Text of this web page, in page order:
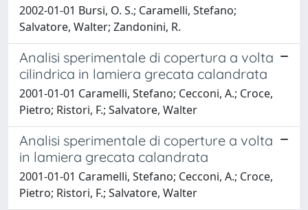
2002-01-01 Bursi, O. S.; Caramelli, Stefano;
Salvatore, Walter; Zandonini, R.
Analisi sperimentale di copertura a volta
cilindrica in lamiera grecata calandrata
2001-01-01 Caramelli, Stefano; Cecconi, A.; Croce,
Pietro; Ristori, F.; Salvatore, Walter
Analisi sperimentale di coperture a volta
in lamiera grecata calandrata
2001-01-01 Caramelli, Stefano; Cecconi, A.; Croce,
Pietro; Ristori, F.; Salvatore, Walter